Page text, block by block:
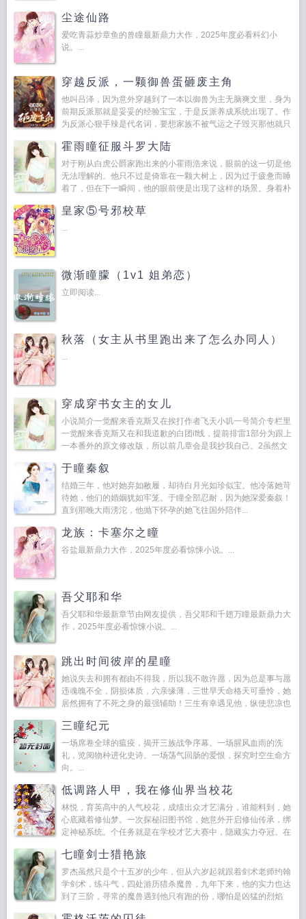
尘途仙路
爱吃青蒜炒章鱼的兽瞳最新鼎力大作，2025年度必看科幻小
说。...
穿越反派，一颗御兽蛋砸废主角
他叫吕泽，因为意外穿越到了一本以御兽为主无脑爽文里，身为
前期反派那就是妥妥的经验宝宝，于是反派养成系统出现了。作
为反派心狠手辣是代名词，要想家族不被气运之子毁灭那他就只
一抢走他...
霍雨瞳征服斗罗大陆
对于刚从白虎公爵家跑出来的小霍雨浩来说，眼前的这一切是他
无法理解的。他只不过是倚靠在一颗大树上，因为过于疲惫而睡
着了，但在下一瞬间，他的眼前便是出现了这样的场景。身着朴
皇家⑤号邪校草
...
微渐瞳朦（1v1 姐弟恋）
立即阅读...
秋落（女主从书里跑出来了怎么办同人）
...
穿成穿书女主的女儿
小说简介一觉醒来香克斯又在挨打作者飞天小叽一号简介专栏里
一觉醒来香克斯又在和我道歉的白团if线，提前排雷1部分为跟上
一本番外的原文修改版，所以前几章会是我抄我自己。2虽然文
于瞳秦叙
结婚三年，他对她弃如敝履，却待白月光如珍似宝。他冷落她苛
待她，他们的婚姻犹如牢笼。于瞳全部忍耐，因为她深爱秦叙！
直到那晚大雨滂沱，他抛下怀孕的她飞往国外陪伴...
龙族：卡塞尔之瞳
谷盐最新鼎力大作，2025年度必看惊悚小说。...
吾父耶和华
吾父耶和华最新章节由网友提供，吾父耶和千翅万瞳最新鼎力大
作，2025年度必看惊悚小说。...
跳出时间彼岸的星瞳
她说失去和拥有都由不得我，所以我不敢许愿，因为总是事与愿
违魂魄不全，阴损体质，六亲缘薄，三世早夭命格天可垂怜，她
居然拥有了不死之身的最强辅助！三生有幸遇见他，纵使悲凉也
三瞳纪元
一场席卷全球的瘟疫，揭开三族战争序幕。一场腥风血雨的洗
礼，览阅物种进化史诗。一场荡气回肠的爱恨，探究时空生命方
向。...
低调路人甲，我在修仙界当校花
林悦，育英高中的人气校花，成绩出众才艺满分，谁能料到，她
心底藏着修仙梦。一次探秘旧图书馆，她意外开启修仙传承，绑
定神秘系统。个任务就是在学校才艺大赛中，隐藏实力夺冠。在
能，开...
七瞳剑士猎艳旅
罗杰虽然只是个十五岁的少年，但从六岁起就跟着剑术老师约翰
学剑术，练斗气，四处游历猎杀魔兽，九年下来，他的实力也达
到了三阶，寻常的魔兽遇到他只有跑的份，哪怕是凶猛的烈焰